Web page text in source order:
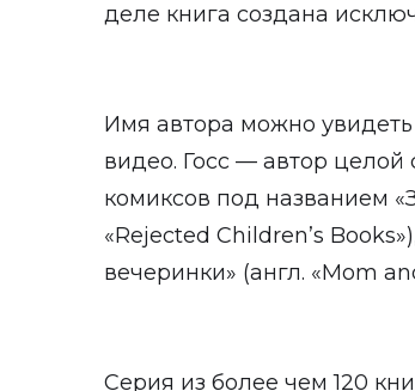
деле книга создана
Имя автора можно
видео. Госс — автор
комиксов под названием
«Rejected Children’s
вечеринки» (англ. «Mom
Серия из более чем 120